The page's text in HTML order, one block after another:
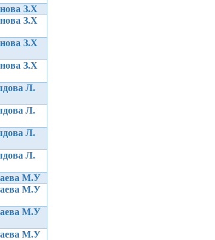
З.Х
З.Х
З.Х
З.Х
Л.
Л.
Л.
Л.
М.У
М.У
М.У
М.У